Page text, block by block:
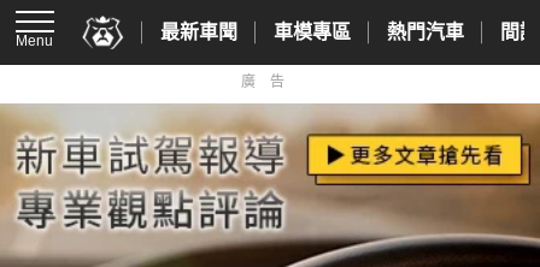
Menu 最新車聞 車模專區 熱門汽車 間
廣告